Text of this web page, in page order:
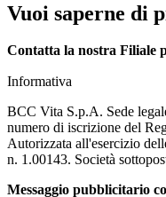
Vuoi saperne di
Contatta la nostra Filiale
Informativa
BCC Vita S.p.A. Sede
numero di iscrizione del
Autorizzata all'esercizio
n. 1.00143. Società
Messaggio pubblicitario